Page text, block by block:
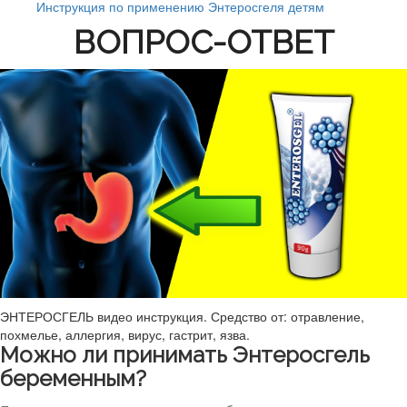
Инструкция по применению Энтеросгеля детям
ВОПРОС-ОТВЕТ
ЭНТЕРОСГЕЛЬ видео инструкция. Средство от: отравление,
похмелье, аллергия, вирус, гастрит, язва.
Можно ли принимать Энтеросгель
беременным?